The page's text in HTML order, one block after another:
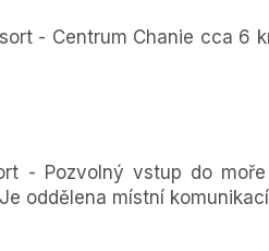
- Centrum Chanie cca 6
- Pozvolný vstup do
oddělena místní